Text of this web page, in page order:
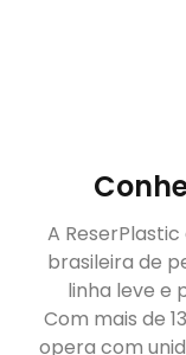
A
brasileira de
linha leve e
Com mais de
opera com